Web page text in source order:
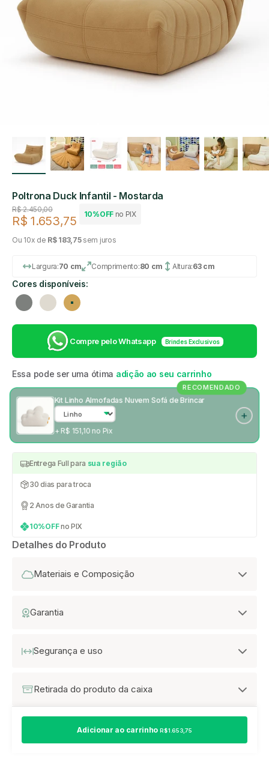
Poltrona Duck Infantil - Mostarda
Preço regular
R$ 2.450,00
Preço de venda
R$ 1.653,75 10%OFFno PIX
Ou 10x de R$ 183,75sem juros
Largura:70 cm Comprimento:80 cm Altura:63 cm
Cores disponíveis:
Cinza Linho Mostarda
Compre pelo Whatsapp Brindes Exclusivos
Essa pode ser uma ótima adição ao seu carrinho
RECOMENDADO
Kit Linho Almofadas Nuvem Sofá de Brincar
+ R$ 151,10 no Pix
Entrega Full para sua região
30 dias para troca
2 Anos de Garantia
10%OFFno PIX
Detalhes do Produto
Materiais e Composição
Garantia
Segurança e uso
Retirada do produto da caixa
Adicionar ao carrinho R$ 1.653,75